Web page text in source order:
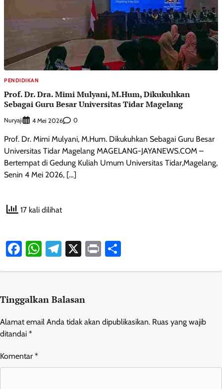
PENDIDIKAN
Prof. Dr. Dra. Mimi Mulyani, M.Hum, Dikukuhkan
Sebagai Guru Besar Universitas Tidar Magelang
Nuryaji 4 Mei 2026 0
Prof. Dr. Mimi Mulyani, M.Hum. Dikukuhkan Sebagai Guru Besar
Universitas Tidar Magelang MAGELANG-JAYANEWS.COM –
Bertempat di Gedung Kuliah Umum Universitas Tidar,Magelang,
Senin 4 Mei 2026, […]
17 kali dilihat
Facebook
WhatsApp
Telegram
X Print
Tinggalkan Balasan
Alamat email Anda tidak akan dipublikasikan. Ruas yang wajib
ditandai *
Komentar *